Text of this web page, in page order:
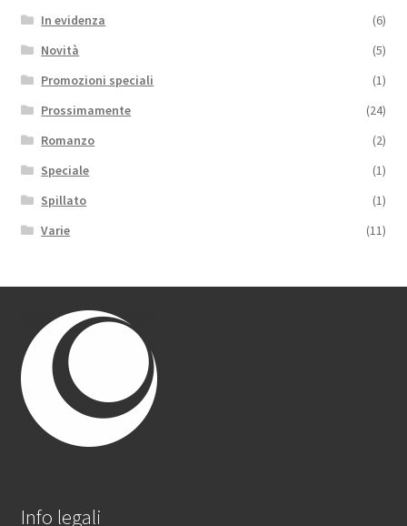
In evidenza
(6)
Novità
(5)
Promozioni speciali
(1)
Prossimamente
(24)
Romanzo
(2)
Speciale
(1)
Spillato
(1)
Varie
(11)
Info legali